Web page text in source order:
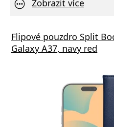
Zobrazit více
Flipové pouzdro Split
Galaxy A37, navy red